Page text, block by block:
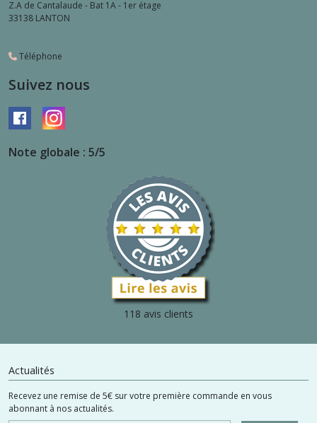
Z.A de Cantalaude - Bat 1A - 1er étage
33138 LANTON
Téléphone
Suivez nous
Note globale : 5/5
118 avis clients
Actualités
Recevez une remise de 5€ sur votre première commande en vous
abonnant à nos actualités.